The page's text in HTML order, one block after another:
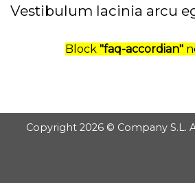
Vestibulum lacinia arcu
Block "faq-accordian"
Copyright 2026 © Company S.L.